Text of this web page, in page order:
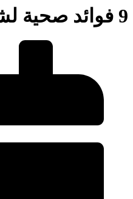
9 فوائد صحية لشاي الزعتر